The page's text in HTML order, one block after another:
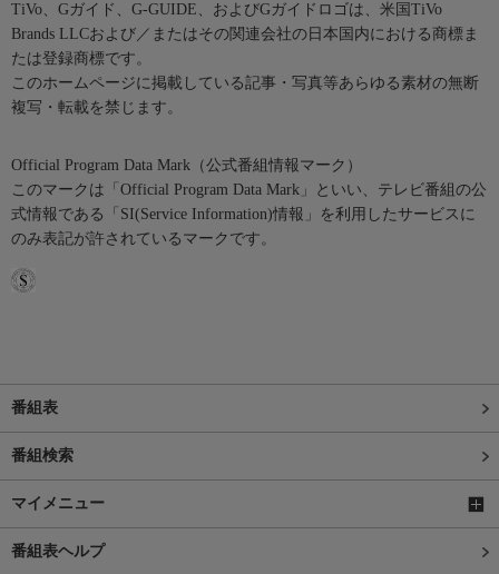
TiVo、Gガイド、G-GUIDE、およびGガイドロゴは、米国TiVo
Brands LLCおよび／またはその関連会社の日本国内における商標ま
たは登録商標です。
このホームページに掲載している記事・写真等あらゆる素材の無断
複写・転載を禁じます。
Official Program Data Mark（公式番組情報マーク）
このマークは「Official Program Data Mark」といい、テレビ番組の公
式情報である「SI(Service Information)情報」を利用したサービスに
のみ表記が許されているマークです。
番組表
番組検索
マイメニュー
番組表ヘルプ